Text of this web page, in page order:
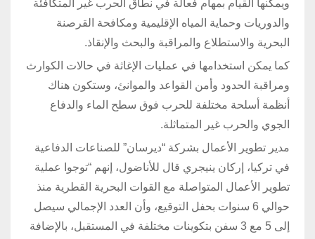
ويمكنها القيام بمهام فعالة في نطاق الحرب غير المتكافئة
والدوريات وحماية المياه الإقليمية ومكافحة القرصنة
البحرية والاستطلاع والمراقبة والبحث والإنقاذ.
كما يمكن استخدامها في عمليات الإغاثة في حالات الكوارث
ومراقبة الحدود وأمن القواعد والموانئ، وستكون هناك
أنظمة أسلحة مختلفة للحرب فوق سطح الماء والدفاع
الجوي والحرب غير المتماثلة.
مدير تطوير الأعمال بشركة “ديرسان” للصناعات الدفاعية
في تركيا، إركان ينيجري قال للأناضول، إنهم “توجوا عملية
تطوير الأعمال المتواصلة مع القوات البحرية القطرية منذ
حوالي 6 سنوات بحفل التوقيع، وأن العدد الإجمالي سيصل
إلى 5 مع 3 سفن بتكوينات مختلفة في المستقبل، بالإضافة